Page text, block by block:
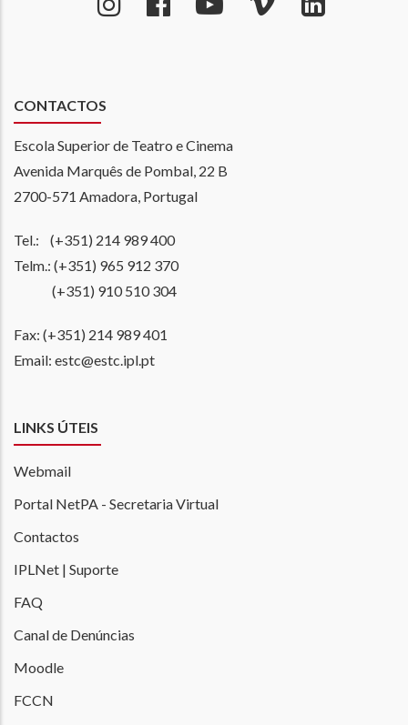
CONTACTOS
Escola Superior de Teatro e Cinema
Avenida Marquês de Pombal, 22 B
2700-571 Amadora, Portugal
Tel.: (+351) 214 989 400
Telm.: (+351) 965 912 370
(+351) 910 510 304
Fax: (+351) 214 989 401
Email: estc@estc.ipl.pt
LINKS ÚTEIS
Webmail
Portal NetPA - Secretaria Virtual
Contactos
IPLNet | Suporte
FAQ
Canal de Denúncias
Moodle
FCCN